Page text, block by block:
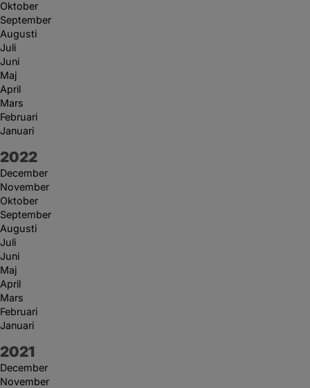
Oktober
September
Augusti
Juli
Juni
Maj
April
Mars
Februari
Januari
År:
2022
December
November
Oktober
September
Augusti
Juli
Juni
Maj
April
Mars
Februari
Januari
År:
2021
December
November